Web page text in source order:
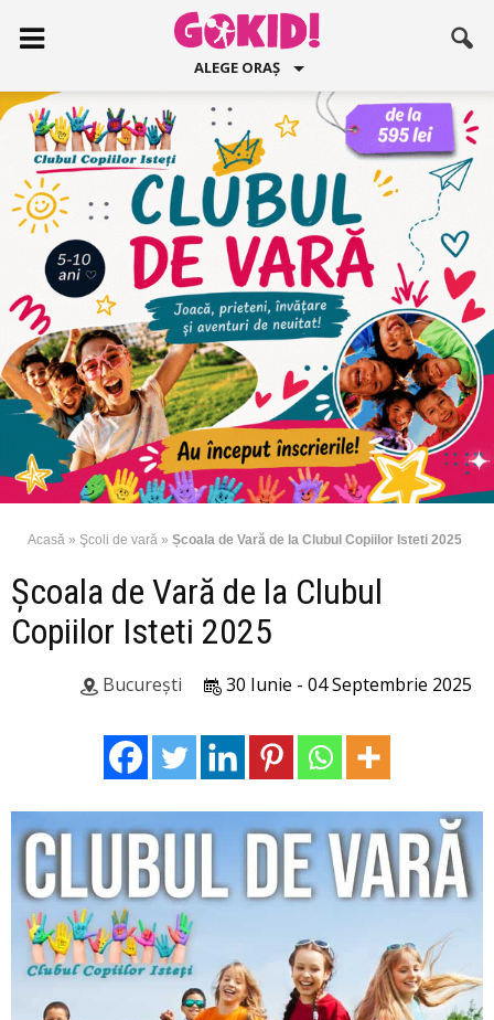
ALEGE ORAȘ
Acasă » Şcoli de vară » Școala de Vară de la Clubul Copiilor Isteti 2025
Școala de Vară de la Clubul
Copiilor Isteti 2025
30 Iunie - 04 Septembrie 2025
București